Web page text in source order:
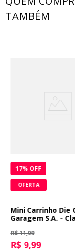
TAMBÉM
17% OFF
OFERTA
Mini Carrinho Die
Garagem S.A. -
R$ 11,99
R$ 9,99